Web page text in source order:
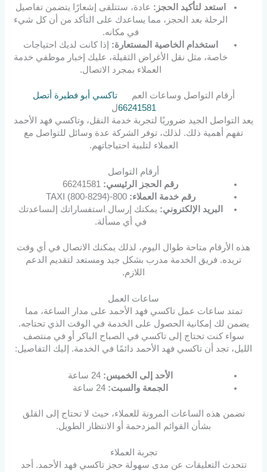
استعد لتأكيد الحجز: عادة، ستتلقى إشعارًا يتضمن تفاصيل
الرحلة بعد الحجز، مما يساعدك على التأكد من أن كل شيء
في مكانه.
استخدام الخاصية المستعارة: إذا كانت لديك احتياجات
خاصة، مثل نقل الأغراض الثقيلة، عليك إخبار موظفي خدمة
العملاء بمجرد الاتصال.
أرقام التواصل وساعات العمتاكسي أبو فطيرة أتصل
66241581 ل
يعد التواصل الجيد ضروريًا لتجربة خدمة النقل، وتاكسي فهد الأحمد
تفهم أهمية ذلك. لذلك، توفر الشركة عدة وسائل للتواصل مع
العملاء لتلبية احتياجاتهم.
أرقام التواصل
رقم الحجز الرئيسي:
رقم خدمة العملاء: 800-TAXI (800-8294)
البريد الإلكتروني: يمكنك إرسال استفساراتك إلىساعدتك
في أي مسألة.
هذه الأرقام متاحة طوال اليوم، لذلك يمكنك الاتصال في أي وقت
تريده. فريق الخدمة مدرب بشكل جيد ومستعد لتقديم الدعم
اللازم.
ساعات العمل
تمتد ساعات عمل تاكسي فهد الأحمد على مدار الساعة، مما
يضمن لك إمكانية الحصول على الخدمة في الوقت الذي تحتاجه.
سواء كنت تحتاج إلى تاكسي في الصباح الباكر أو في منتصف
الليل، تجد أن تاكسي فهد الأحمد دائمًا في الخدمة. إليك التفاصيل:
الأحد إلى الخميس:
الجمعة والسبت:
تضمن هذه الساعات المرونة للعملاء، حيث لا تحتاج إلى القلق
بشأن القوائم المزدحمة أو الانتظار الطويل.
تجربة العملاء
تتحدث التعليقات عن مدى سهولة حجز تاكسي فهد الأحمد. أحد